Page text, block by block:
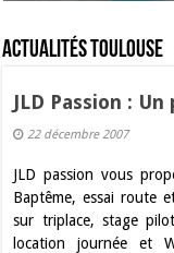
Actualités Toulouse
JLD Passion :
22 décembre 2007
JLD passion vous
Baptême, essai route
sur triplace, stage
location journée et